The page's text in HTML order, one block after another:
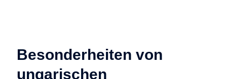
Besonderheiten von
ungarischen